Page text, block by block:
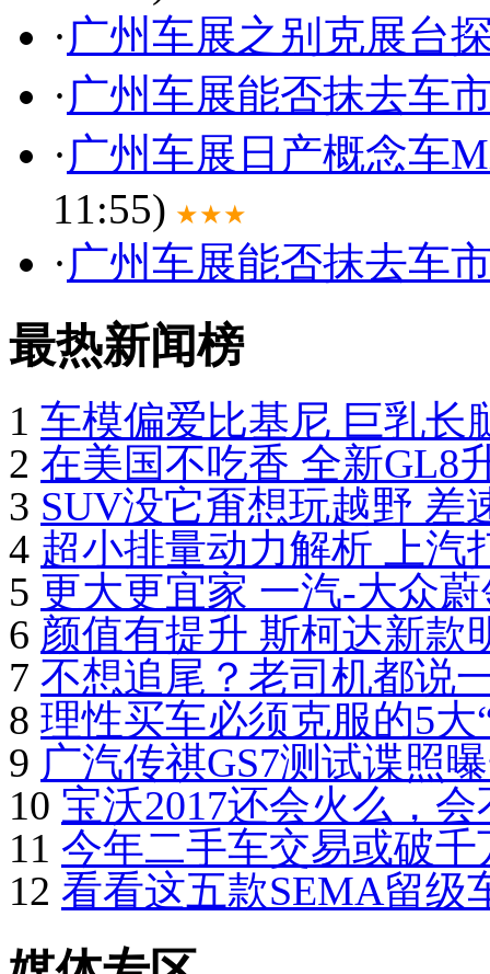
·广州车展之别克展台
·广州车展能否抹去车
·广州车展日产概念车
11:55) ★★★
·广州车展能否抹去车
最热新闻榜
1 车模偏爱比基尼 巨乳长
2 在美国不吃香 全新GL8
3 SUV没它甭想玩越野 差
4 超小排量动力解析 上汽
5 更大更宜家 一汽-大众
6 颜值有提升 斯柯达新款
7 不想追尾？老司机都说
8 理性买车必须克服的5大
9 广汽传祺GS7测试谍照
10 宝沃2017还会火么，
11 今年二手车交易或破
12 看看这五款SEMA留级